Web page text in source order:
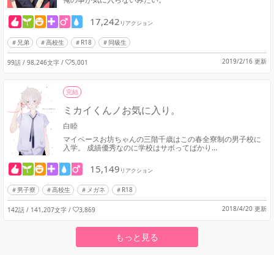
17,242 リアクション
兄弟 高校生 R18 同級生
99話 / 98,246文字 / 5,001 2019/2/16 更新
完結
ミカイくんノお気に入り。
白睦
マイペースお坊ちゃんの三階千歳はこの春全寮制の男子校に
入学。 成績優秀なのに学校はサボってばかり…
15,149 リアクション
男子寮 高校生 メガネ R18
142話 / 141,207文字 / 3,869 2018/4/20 更新
もっと見る